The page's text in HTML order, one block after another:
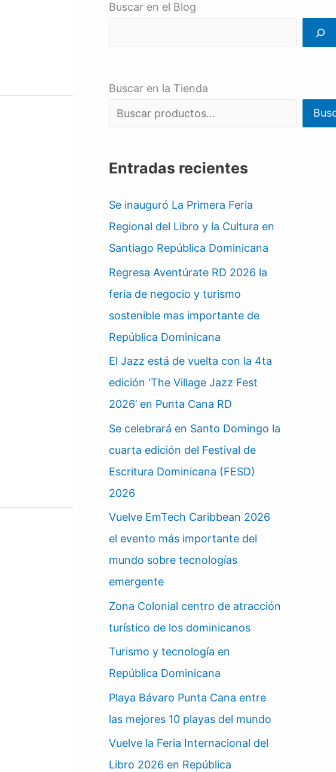
Buscar en el Blog
Buscar en la Tienda
Entradas recientes
Se inauguró La Primera Feria
Regional del Libro y la Cultura en
Santiago República Dominicana
Regresa Aventúrate RD 2026 la
feria de negocio y turismo
sostenible mas importante de
República Dominicana
El Jazz está de vuelta con la 4ta
edición ‘The Village Jazz Fest
2026’ en Punta Cana RD
Se celebrará en Santo Domingo la
cuarta edición del Festival de
Escritura Dominicana (FESD)
2026
Vuelve EmTech Caribbean 2026
el evento más importante del
mundo sobre tecnologías
emergente
Zona Colonial centro de atracción
turístico de los dominicanos
Turismo y tecnología en
República Dominicana
Playa Bávaro Punta Cana entre
las mejores 10 playas del mundo
Vuelve la Feria Internacional del
Libro 2026 en República